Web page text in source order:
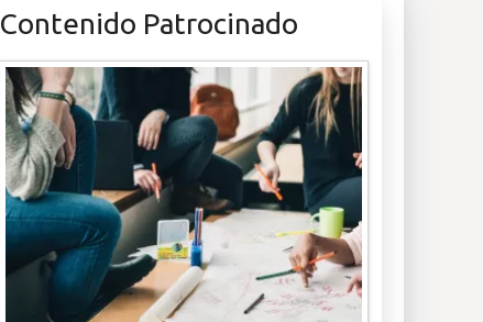
Contenido Patrocinado